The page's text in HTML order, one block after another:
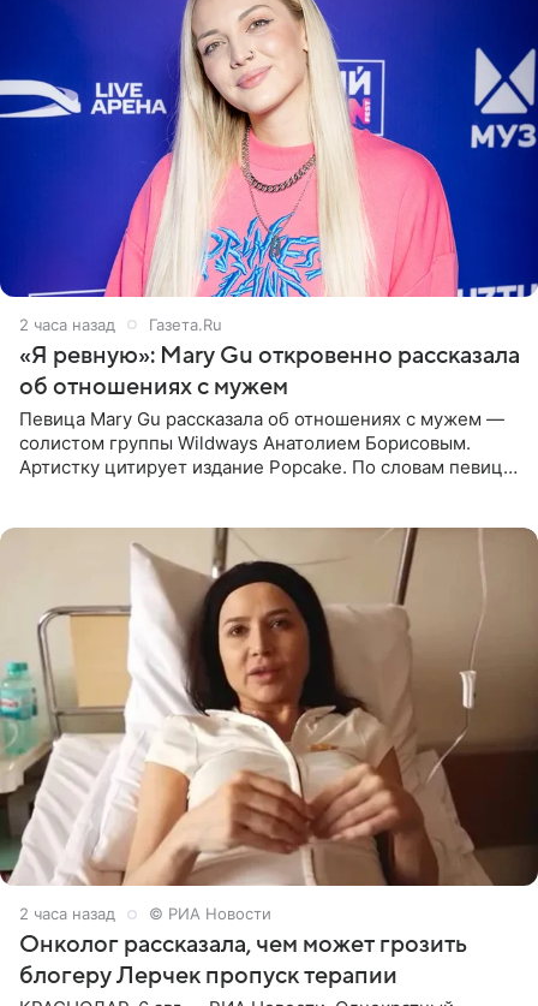
2 часа назад Газета.Ru
«Я ревную»: Mary Gu откровенно рассказала
об отношениях с мужем
Певица Mary Gu рассказала об отношениях с мужем —
солистом группы Wildways Анатолием Борисовым.
Артистку цитирует издание Popcake. По словам певицы,
2 часа назад © РИА Новости
Онколог рассказала, чем может грозить
блогеру Лерчек пропуск терапии